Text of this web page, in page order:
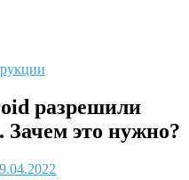
разрешили
Зачем это нужно?